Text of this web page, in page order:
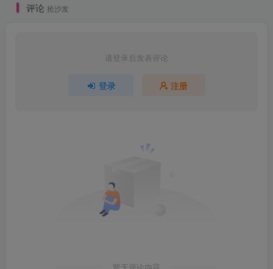
评论 抢沙发
请登录后发表评论
登录 注册